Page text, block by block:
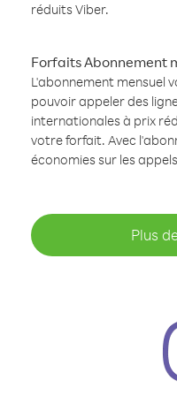
réduits Viber.
Forfaits Abonnement
L'abonnement mensuel
pouvoir appeler des
internationales à prix
votre forfait. Avec
économies sur les
Plus